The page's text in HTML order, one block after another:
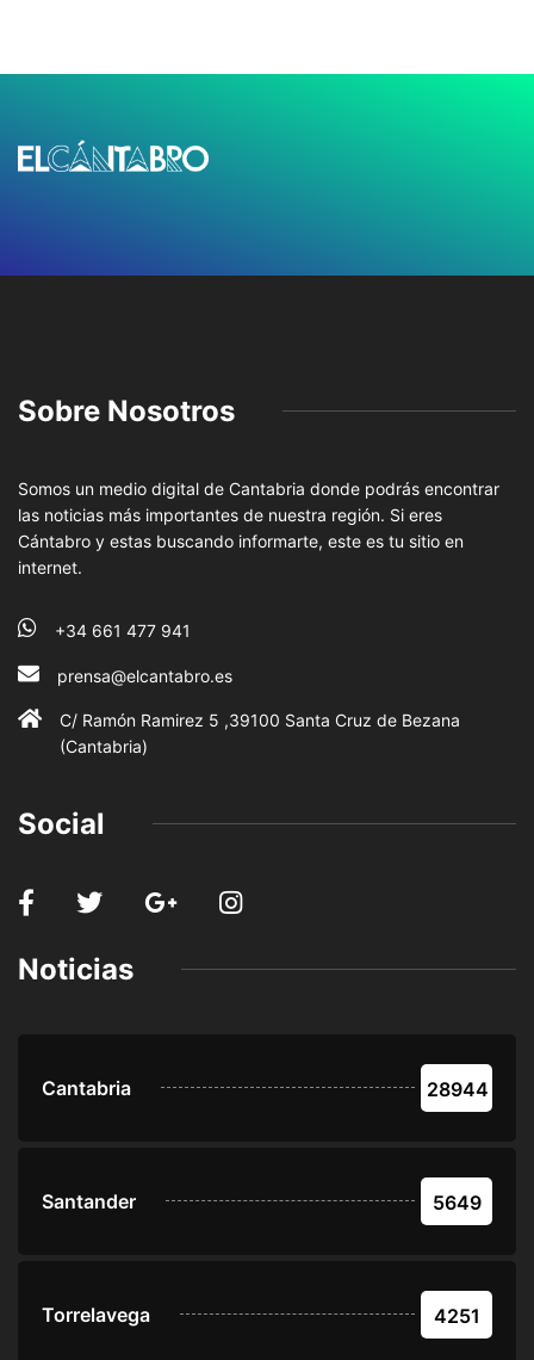
Sobre Nosotros
Somos un medio digital de Cantabria donde podrás encontrar
las noticias más importantes de nuestra región. Si eres
Cántabro y estas buscando informarte, este es tu sitio en
internet.
+34 661 477 941
prensa@elcantabro.es
C/ Ramón Ramirez 5 ,39100 Santa Cruz de Bezana
(Cantabria)
Social
Noticias
Cantabria 28944
Santander 5649
Torrelavega 4251